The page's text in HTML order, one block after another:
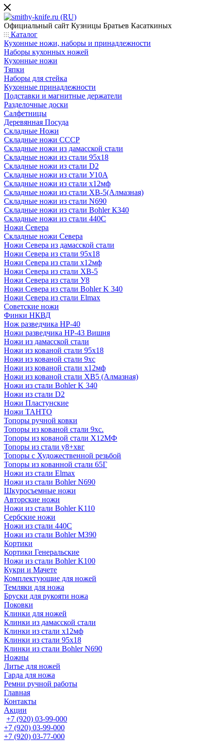
Официальный сайт Кузницы Братьев Касаткиных
Каталог
Кухонные ножи, наборы и принадлежности
Наборы кухонных ножей
Кухонные ножи
Тяпки
Наборы для стейка
Кухонные принадлежности
Подставки и магнитные держатели
Разделочные доски
Салфетницы
Деревянная Посуда
Складные Ножи
Cкладные ножи СССР
Складные ножи из дамасской стали
Складные ножи из стали 95х18
Складные ножи из стали D2
Складные ножи из стали У10А
Складные ножи из стали х12мф
Складные ножи из стали ХВ-5(Алмазная)
Складные ножи из стали N690
Складные ножи из стали Bohler К340
Складные ножи из стали 440С
Ножи Севера
Складные ножи Севера
Ножи Севера из дамасской стали
Ножи Севера из стали 95х18
Ножи Севера из стали х12мф
Ножи Севера из стали ХВ-5
Ножи Севера из стали У8
Ножи Севера из стали Bohler K 340
Ножи Севера из стали Elmax
Советские ножи
Финки НКВД
Нож разведчика НР-40
Ножи разведчика НР-43 Вишня
Ножи из дамасской стали
Ножи из кованой стали 95х18
Ножи из кованой стали 9хс
Ножи из кованой стали х12мф
Ножи из кованой стали ХВ5 (Алмазная)
Ножи из стали Bohler K 340
Ножи из стали D2
Ножи Пластунские
Ножи ТАНТО
Топоры ручной ковки
Топоры из кованой стали 9хс.
Топоры из кованой стали Х12МФ
Топоры из стали у8+хвг
Топоры с Художественной резьбой
Топоры из кованной стали 65Г
Ножи из стали Elmax
Ножи из стали Bohler N690
Шкуросъемные ножи
Авторские ножи
Ножи из стали Bohler K110
Сербские ножи
Ножи из стали 440С
Ножи из стали Bohler M390
Кортики
Кортики Генеральские
Ножи из стали Bohler K100
Кукри и Мачете
Комплектующие для ножей
Темляки для ножа
Бруски для рукояти ножа
Поковки
Клинки для ножей
Клинки из дамасской стали
Клинки из стали х12мф
Клинки из стали 95х18
Клинки из стали Bohler N690
Ножны
Литье для ножей
Гарда для ножа
Ремни ручной работы
Главная
Контакты
Акции
+7 (920) 03-99-000
+7 (920) 03-99-000
+7 (920) 03-77-000